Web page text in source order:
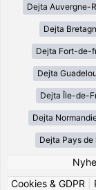
Dejta Auvergne-
Dejta
Dejta Fort-de-
Dejta
Dejta Île-de-
Dejta
Dejta Pays de
Cookies & GDPR